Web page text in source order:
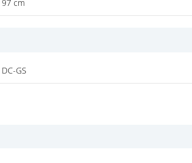
97 cm
DC-GS